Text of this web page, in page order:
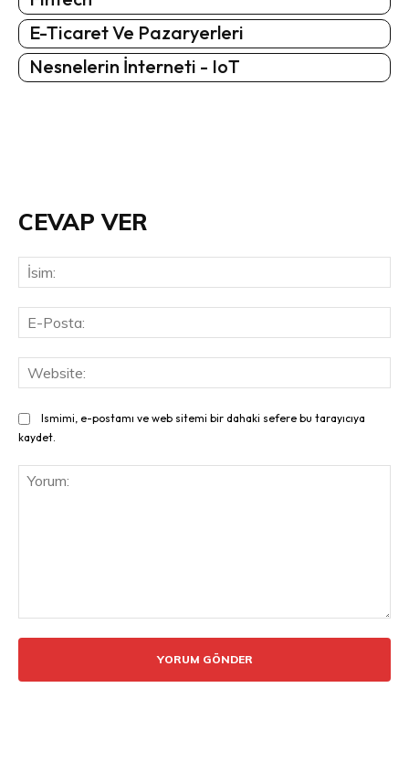
E-Ticaret Ve Pazaryerleri
Nesnelerin İnterneti - IoT
CEVAP VER
Ismimi, e-postamı ve web sitemi bir dahaki sefere bu tarayıcıya
kaydet.